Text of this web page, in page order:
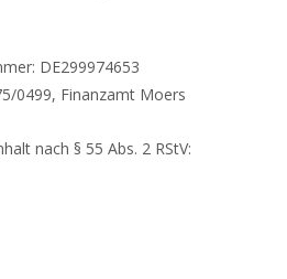
DE299974653
0499, Finanzamt Moers
nach § 55 Abs. 2 RStV: